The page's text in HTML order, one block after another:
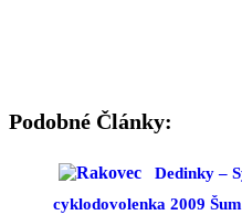
Podobné Články:
Dedinky –
cyklodovolenka 2009